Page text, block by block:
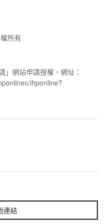
所有
」網站申請授權，網址：
ihponline?
連結